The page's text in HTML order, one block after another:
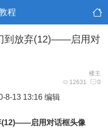
程
到放弃(12)——启用对
楼主
12631 0
8-13 13:16 编辑
(12)——启用对话框头像